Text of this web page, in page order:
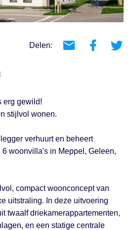
Delen:
erg gewild!
stijlvol wonen.
verhuurt en beheert
woonvilla's in Meppel, Geleen,
compact woonconcept van
uitstraling. In deze uitvoering
twaalf driekamerappartementen,
en een statige centrale